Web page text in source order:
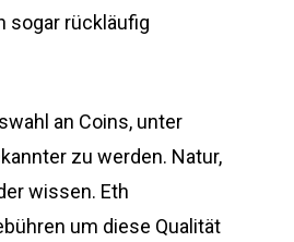
sogar rückläufig
an Coins, unter
zu werden. Natur,
wissen. Eth
um diese Qualität